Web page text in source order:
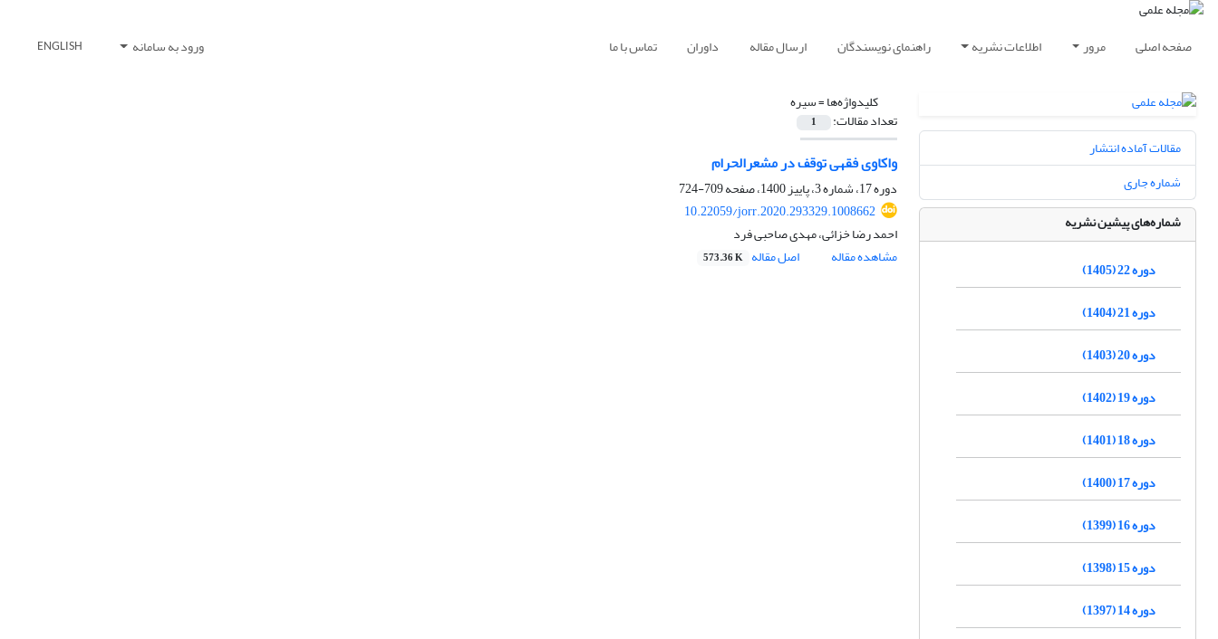
صفحه اصلی مرور اطلاعات نشریه راهنمای نویسندگان ارسال مقاله داوران تماس با ما ورود به سامانه ENGLISH
کلیدواژه‌ها =سیره
تعداد مقالات: 1
واکاوی فقهی توقف در مشعرالحرام
دوره 17، شماره 3، پاییز 1400، صفحه
709-724
10.22059/jorr.2020.293329.1008662
احمد رضا خزائی، مهدی صاحبی فرد
مشاهده مقاله
اصل مقاله 573.36 K
مقالات آماده انتشار
شماره جاری
شماره‌های پیشین نشریه
دوره 22 (1405)
دوره 21 (1404)
دوره 20 (1403)
دوره 19 (1402)
دوره 18 (1401)
دوره 17 (1400)
دوره 16 (1399)
دوره 15 (1398)
دوره 14 (1397)